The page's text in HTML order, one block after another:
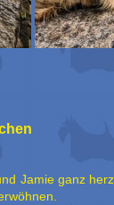
Jamie ganz